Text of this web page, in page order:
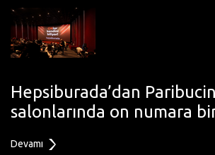
Hepsiburada’dan
salonlarında on numara
Devamı